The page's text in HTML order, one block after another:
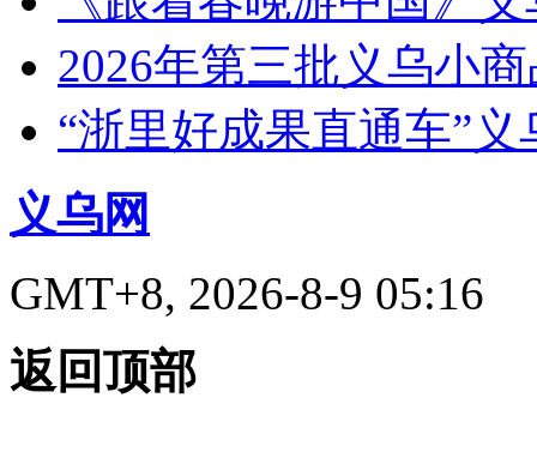
2026年第三批义乌小
“浙里好成果直通车”
义乌网
GMT+8, 2026-8-9 05:16
返回顶部